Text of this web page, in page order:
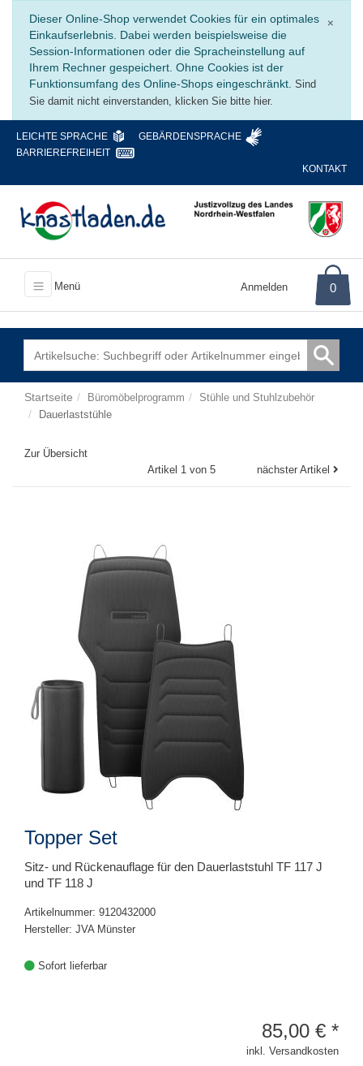
×
Dieser Online-Shop verwendet Cookies für ein optimales
Einkaufserlebnis. Dabei werden beispielsweise die
Session-Informationen oder die Spracheinstellung auf
Ihrem Rechner gespeichert. Ohne Cookies ist der
Funktionsumfang des Online-Shops eingeschränkt. Sind
Sie damit nicht einverstanden, klicken Sie bitte hier.
LEICHTE SPRACHE
GEBÄRDENSPRACHE
BARRIEREFREIHEIT
KONTAKT
Menü Anmelden 0
Startseite Büromöbelprogramm
Stühle und Stuhlzubehör
Dauerlaststühle
Zur Übersicht
Artikel 1 von 5
nächster Artikel
Topper Set
Sitz- und Rückenauflage für den Dauerlaststuhl TF 117 J
und TF 118 J
Artikelnummer: 9120432000
Hersteller: JVA Münster
Sofort lieferbar
85,00 € *
inkl. Versandkosten